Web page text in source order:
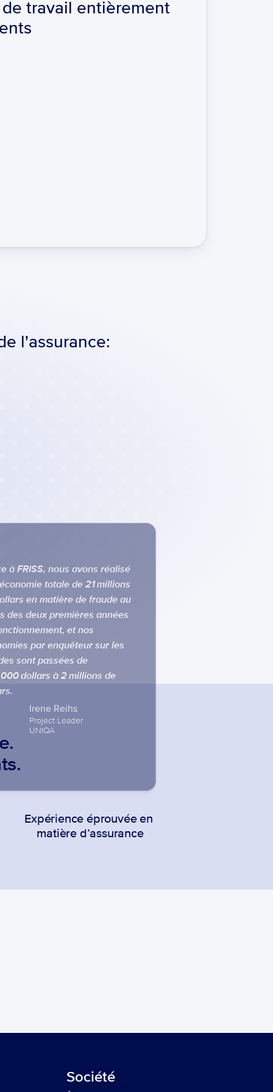
travail entièrement
l'assurance:
à FRISS, nous avons réalisé
totale de 21 millions
en matière de fraude au
des deux premières années
et nos
par enquêteur sur les
sont passées de
dollars à 2 millions de
Irene Reihs
Project Leader
UNIQA
Expérience éprouvée en
matière d’assurance
Société